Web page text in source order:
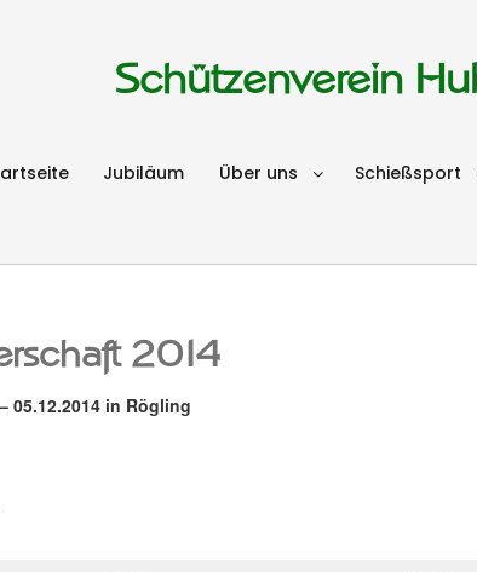
Schützenverein
Jubiläum Über uns Schießsport
2014
05.12.2014 in Rögling